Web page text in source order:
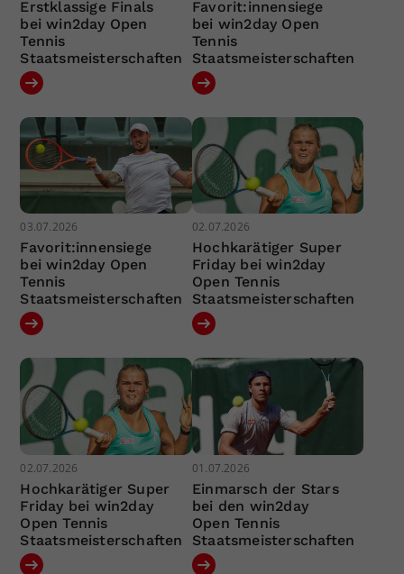
Erstklassige Finals
bei win2day Open
Tennis
Staatsmeisterschaften
Favorit:innensiege
bei win2day Open
Tennis
Staatsmeisterschaften
03.07.2026
Favorit:innensiege
bei win2day Open
Tennis
Staatsmeisterschaften
02.07.2026
Hochkarätiger Super
Friday bei win2day
Open Tennis
Staatsmeisterschaften
02.07.2026
Hochkarätiger Super
Friday bei win2day
Open Tennis
Staatsmeisterschaften
01.07.2026
Einmarsch der Stars
bei den win2day
Open Tennis
Staatsmeisterschaften